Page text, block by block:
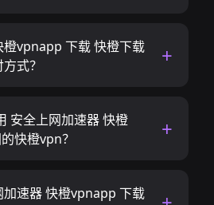
橙vpnapp 下载 快橙下载
式？
安全上网加速器 快橙
快橙vpn？
加速器 快橙vpnapp 下载